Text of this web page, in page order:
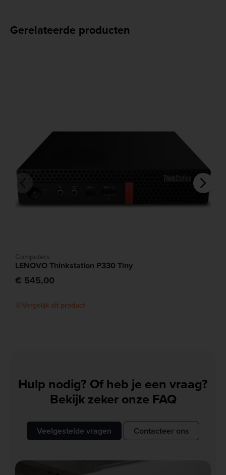
Gerelateerde producten
Computers
LENOVO Thinkstation P330 Tiny
€ 545,00
Vergelijk dit product
Hulp nodig? Of heb je een vraag?
Bekijk zeker onze FAQ
Veelgestelde vragen Contacteer ons